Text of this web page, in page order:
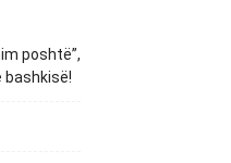
poshtë”,
bashkisë!